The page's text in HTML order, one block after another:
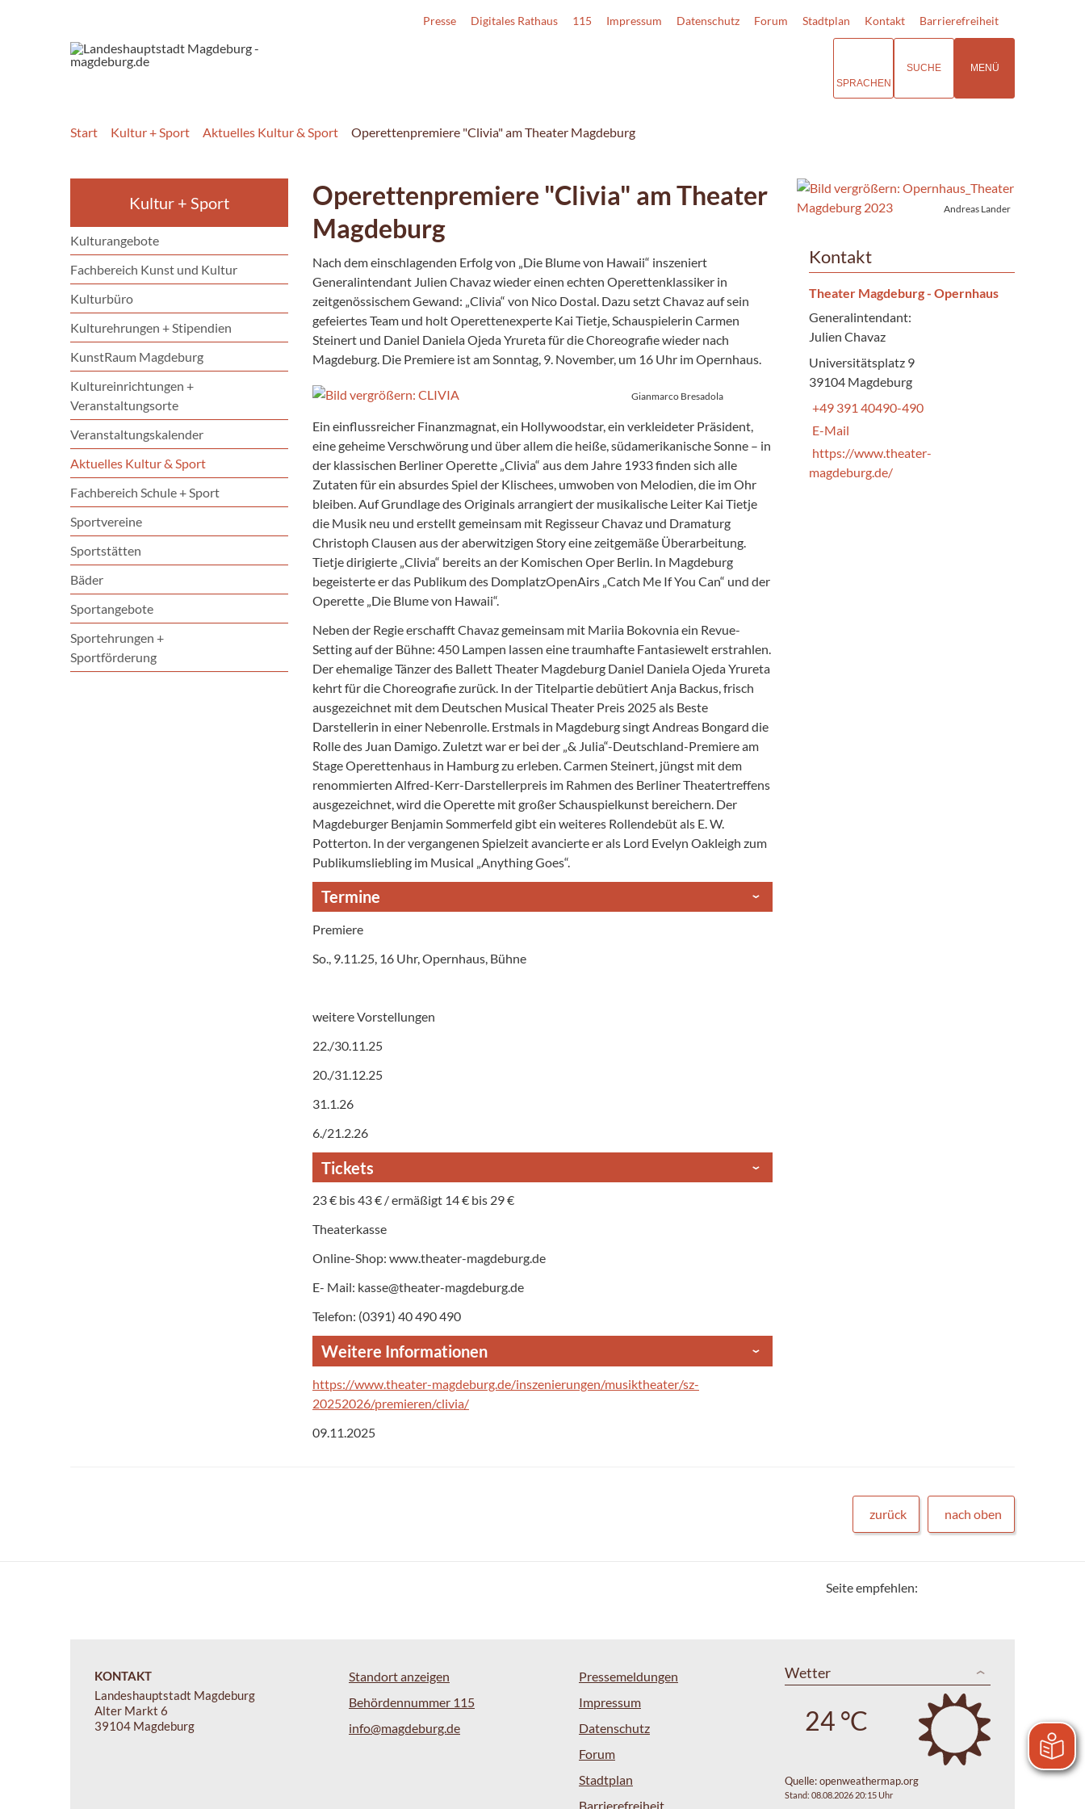
Presse Digitales Rathaus 115 Impressum Datenschutz Forum Stadtplan Kontakt Barrierefreiheit
SPRACHEN
SUCHE MENÜ
Start Kultur + Sport Aktuelles Kultur & Sport Operettenpremiere "Clivia" am Theater Magdeburg
Kultur + Sport
Kulturangebote
Fachbereich Kunst und Kultur
Kulturbüro
Kulturehrungen + Stipendien
KunstRaum Magdeburg
Kultureinrichtungen +
Veranstaltungsorte
Veranstaltungskalender
Aktuelles Kultur & Sport
Fachbereich Schule + Sport
Sportvereine
Sportstätten
Bäder
Sportangebote
Sportehrungen +
Sportförderung
Operettenpremiere "Clivia" am Theater
Magdeburg
Nach dem einschlagenden Erfolg von „Die Blume von Hawaii“ inszeniert
Generalintendant Julien Chavaz wieder einen echten Operettenklassiker in
zeitgenössischem Gewand: „Clivia“ von Nico Dostal. Dazu setzt Chavaz auf sein
gefeiertes Team und holt Operettenexperte Kai Tietje, Schauspielerin Carmen
Steinert und Daniel Daniela Ojeda Yrureta für die Choreografie wieder nach
Magdeburg. Die Premiere ist am Sonntag, 9. November, um 16 Uhr im Opernhaus.
Gianmarco Bresadola
Ein einflussreicher Finanzmagnat, ein Hollywoodstar, ein verkleideter Präsident,
eine geheime Verschwörung und über allem die heiße, südamerikanische Sonne – in
der klassischen Berliner Operette „Clivia“ aus dem Jahre 1933 finden sich alle
Zutaten für ein absurdes Spiel der Klischees, umwoben von Melodien, die im Ohr
bleiben. Auf Grundlage des Originals arrangiert der musikalische Leiter Kai Tietje
die Musik neu und erstellt gemeinsam mit Regisseur Chavaz und Dramaturg
Christoph Clausen aus der aberwitzigen Story eine zeitgemäße Überarbeitung.
Tietje dirigierte „Clivia“ bereits an der Komischen Oper Berlin. In Magdeburg
begeisterte er das Publikum des DomplatzOpenAirs „Catch Me If You Can“ und der
Operette „Die Blume von Hawaii“.
Neben der Regie erschafft Chavaz gemeinsam mit Mariia Bokovnia ein Revue-
Setting auf der Bühne: 450 Lampen lassen eine traumhafte Fantasiewelt erstrahlen.
Der ehemalige Tänzer des Ballett Theater Magdeburg Daniel Daniela Ojeda Yrureta
kehrt für die Choreografie zurück. In der Titelpartie debütiert Anja Backus, frisch
ausgezeichnet mit dem Deutschen Musical Theater Preis 2025 als Beste
Darstellerin in einer Nebenrolle. Erstmals in Magdeburg singt Andreas Bongard die
Rolle des Juan Damigo. Zuletzt war er bei der „& Julia“-Deutschland-Premiere am
Stage Operettenhaus in Hamburg zu erleben. Carmen Steinert, jüngst mit dem
renommierten Alfred-Kerr-Darstellerpreis im Rahmen des Berliner Theatertreffens
ausgezeichnet, wird die Operette mit großer Schauspielkunst bereichern. Der
Magdeburger Benjamin Sommerfeld gibt ein weiteres Rollendebüt als E. W.
Potterton. In der vergangenen Spielzeit avancierte er als Lord Evelyn Oakleigh zum
Publikumsliebling im Musical „Anything Goes“.
Termine
Premiere
So., 9.11.25, 16 Uhr, Opernhaus, Bühne
weitere Vorstellungen
22./30.11.25
20./31.12.25
31.1.26
6./21.2.26
Tickets
23 € bis 43 € / ermäßigt 14 € bis 29 €
Theaterkasse
Online-Shop: www.theater-magdeburg.de
E- Mail: kasse@theater-magdeburg.de
Telefon: (0391) 40 490 490
Weitere Informationen
https://www.theater-magdeburg.de/inszenierungen/musiktheater/sz-
20252026/premieren/clivia/
09.11.2025
Andreas Lander
Kontakt
Theater Magdeburg - Opernhaus
Generalintendant:
Julien Chavaz
Universitätsplatz 9
39104 Magdeburg
+49 391 40490-490
E-Mail
https://www.theater-
magdeburg.de/
zurück nach oben
Seite empfehlen:
KONTAKT
Landeshauptstadt Magdeburg
Alter Markt 6
39104 Magdeburg
Standort anzeigen
Behördennummer 115
info@magdeburg.de
Pressemeldungen
Impressum
Datenschutz
Forum
Stadtplan
Barrierefreiheit
Wetter
24 °C
Quelle:openweathermap.org
Stand: 08.08.2026 20:15 Uhr